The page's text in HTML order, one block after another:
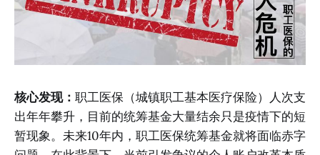
核心发现： 职工医保（城镇职工基本医疗保险）人次支
出年年攀升，目前的统筹基金大量结余只是疫情下的短
暂现象。未来10年内，职工医保统筹基金就将面临赤字